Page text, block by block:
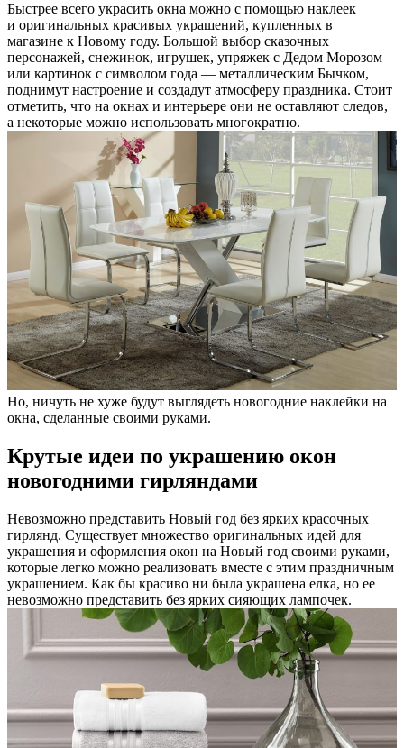
Быстрее всего украсить окна можно с помощью наклеек
и оригинальных красивых украшений, купленных в
магазине к Новому году. Большой выбор сказочных
персонажей, снежинок, игрушек, упряжек с Дедом Морозом
или картинок с символом года — металлическим Бычком,
поднимут настроение и создадут атмосферу праздника. Стоит
отметить, что на окнах и интерьере они не оставляют следов,
а некоторые можно использовать многократно.
Но, ничуть не хуже будут выглядеть новогодние наклейки на
окна, сделанные своими руками.
Крутые идеи по украшению окон
новогодними гирляндами
Невозможно представить Новый год без ярких красочных
гирлянд. Существует множество оригинальных идей для
украшения и оформления окон на Новый год своими руками,
которые легко можно реализовать вместе с этим праздничным
украшением. Как бы красиво ни была украшена елка, но ее
невозможно представить без ярких сияющих лампочек.